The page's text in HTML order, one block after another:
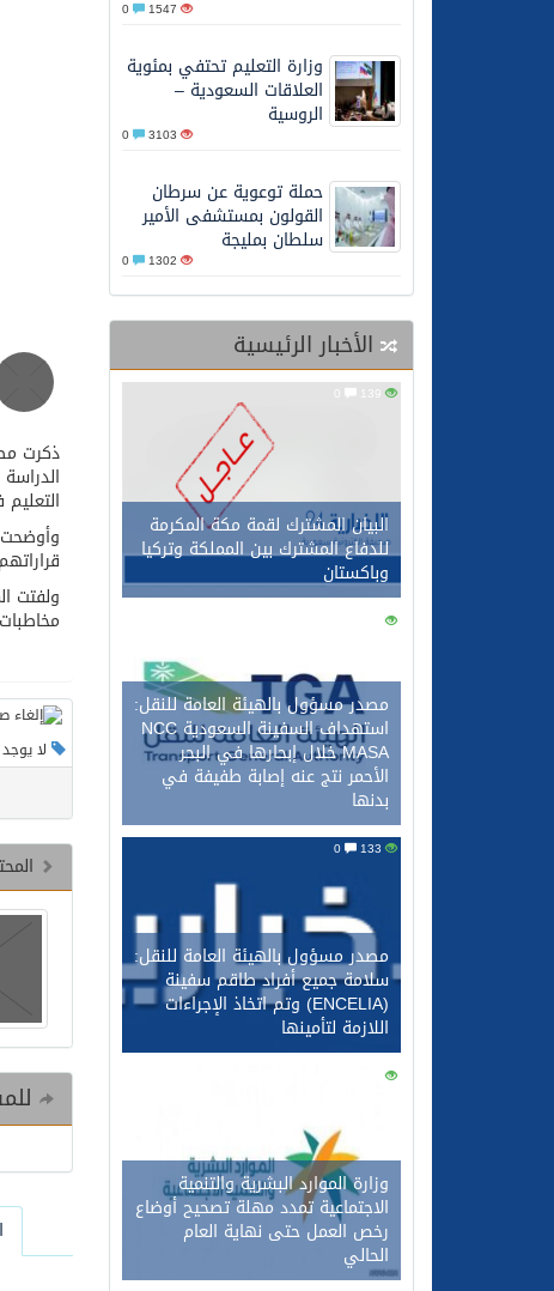
محافظ عفيف يؤدي صلاة
1547
وزارة التعليم تحتفي بمئوية
العلاقات السعودية –
الروسية
3103
حملة توعوية عن سرطان
القولون بمستشفى الأمير
سلطان بمليجة
1302
الأخبار الرئيسية
البيان المشترك لقمة مكة المكرمة
للدفاع المشترك بين المملكة وتركيا
وباكستان
143
مصدر مسؤول بالهيئة العامة للنقل:
استهداف السفينة السعودية NCC
MASA خلال إبحارها في البحر
الأحمر نتج عنه إصابة طفيفة في
بدنها
مصدر مسؤول بالهيئة العامة للنقل:
سلامة جميع أفراد طاقم سفينة
(ENCELIA) وتم اتخاذ الإجراءات
اللازمة لتأمينها
116
وزارة الموارد البشرية والتنمية
الاجتماعية تمدد مهلة تصحيح أوضاع
رخص العمل حتى نهاية العام
الحالي
ذكرت
وأوضحت
ولفتت
لا